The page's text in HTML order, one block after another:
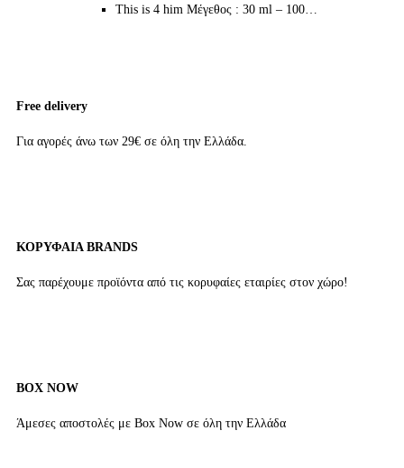
This is 4 him Μέγεθος : 30 ml – 100…
Free delivery
Για αγορές άνω των 29€ σε όλη την Ελλάδα.
ΚΟΡΥΦΑΙΑ BRANDS
Σας παρέχουμε προϊόντα από τις κορυφαίες εταιρίες στον χώρο!
BOX NOW
Άμεσες αποστολές με Box Now σε όλη την Ελλάδα